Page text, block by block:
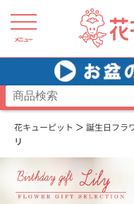
メニュー
花キューピット 誕生日フラ
リ